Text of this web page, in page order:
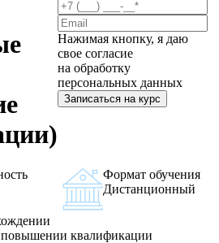
Нажимая кнопку, я даю
свое согласие
на обработку
персональных данных
Записаться на курс
Формат обучения
Дистанционный
повышении квалификации